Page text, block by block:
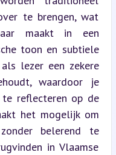
te brengen, wat
maakt in een
toon en subtiele
lezer een zekere
waardoor je
reflecteren op de
het mogelijk om
belerend te
in Vlaamse